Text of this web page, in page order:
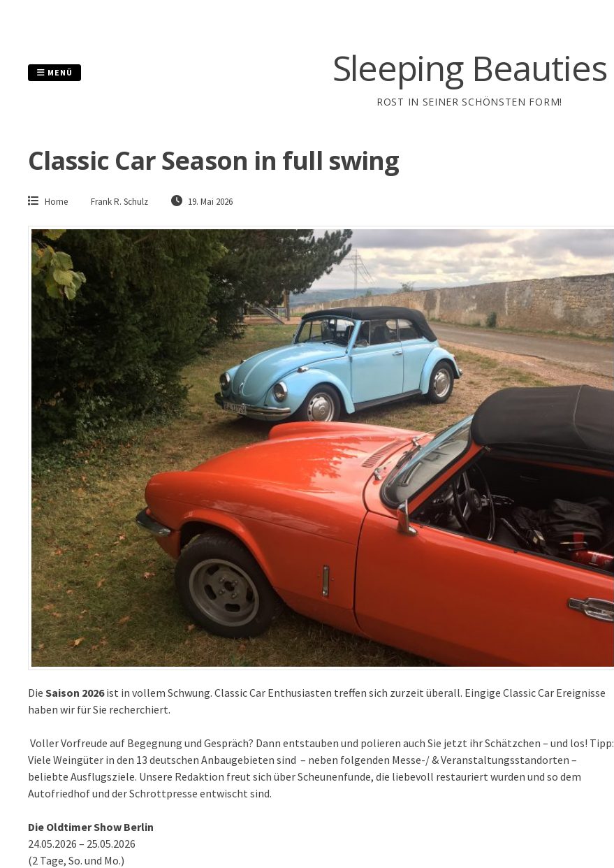
Sleeping Beauties
ROST IN SEINER SCHÖNSTEN FORM!
MENÜ
Classic Car Season in full swing
Home Frank R. Schulz 19. Mai 2026
Die Saison 2026ist in vollem Schwung. Classic Car Enthusiasten treffen sich zurzeit überall. Eingige Classic Car Ereignisse
haben wir für Sie recherchiert.
Voller Vorfreude auf Begegnung und Gespräch? Dann entstauben und polieren auch Sie jetzt ihr Schätzchen – und los! Tipp:
Viele Weingüter in den 13 deutschen Anbaugebieten sind – neben folgenden Messe-/ & Veranstaltungsstandorten –
beliebte Ausflugsziele. Unsere Redaktion freut sich über Scheunenfunde, die liebevoll restauriert wurden und so dem
Autofriedhofund der Schrottpresse entwischt sind.
Die Oldtimer Show Berlin
24.05.2026 – 25.05.2026
(2 Tage, So. und Mo.)